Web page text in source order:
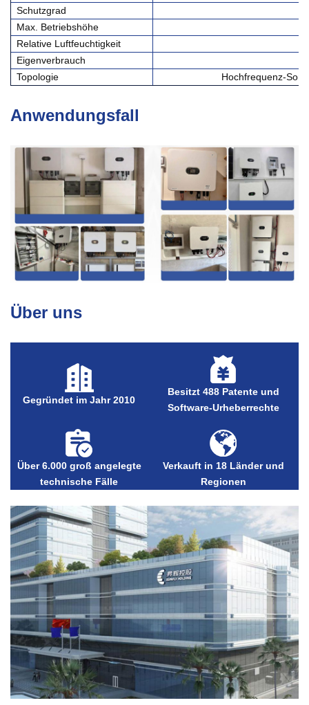
Schutzgrad
Max. Betriebshöhe
Relative Luftfeuchtigkeit
Eigenverbrauch
Topologie
Hochfrequenz-
Anwendungsfall
Über uns
Gegründet im Jahr 2010
Besitzt 488 Patente und
Software-Urheberrechte
Über 6.000 groß angelegte
technische Fälle
Verkauft in 18 Länder und
Regionen